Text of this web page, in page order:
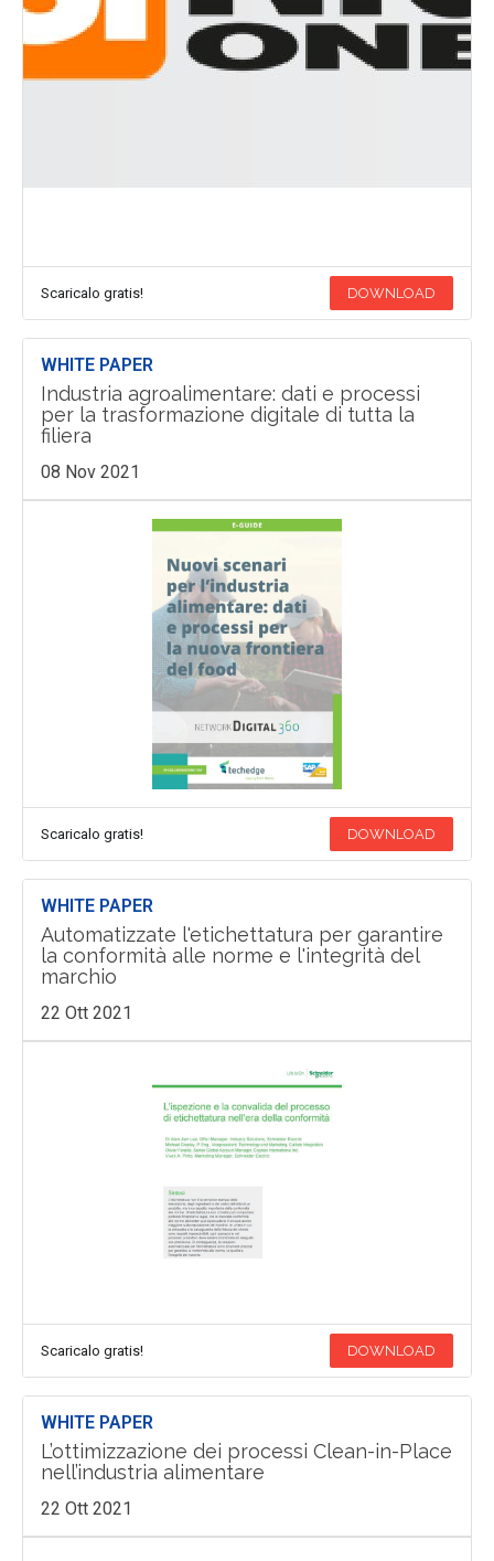
Scaricalo gratis! DOWNLOAD
WHITE PAPER
Industria agroalimentare: dati e processi
per la trasformazione digitale di tutta la
filiera
08 Nov 2021
Scaricalo gratis! DOWNLOAD
WHITE PAPER
Automatizzate l'etichettatura per garantire
la conformità alle norme e l'integrità del
marchio
22 Ott 2021
Scaricalo gratis! DOWNLOAD
WHITE PAPER
L’ottimizzazione dei processi Clean-in-Place
nell’industria alimentare
22 Ott 2021